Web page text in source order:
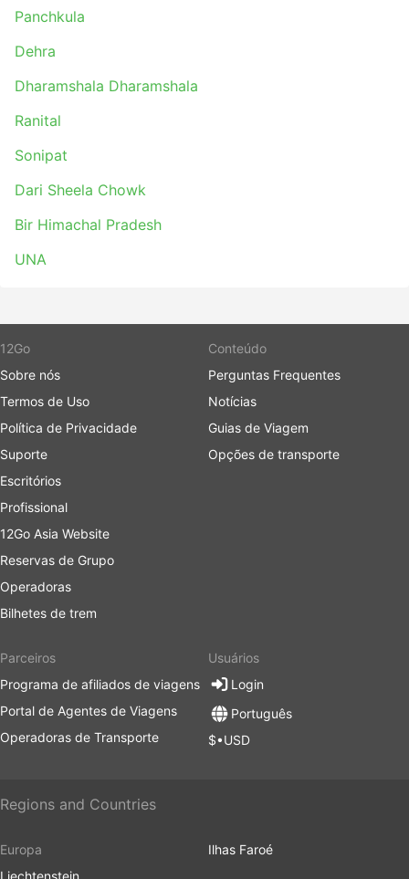
Panchkula
Dehra
Dharamshala Dharamshala
Ranital
Sonipat
Dari Sheela Chowk
Bir Himachal Pradesh
UNA
12Go
Sobre nós
Termos de Uso
Política de Privacidade
Suporte
Escritórios
Profissional
12Go Asia Website
Reservas de Grupo
Operadoras
Bilhetes de trem
Conteúdo
Perguntas Frequentes
Notícias
Guias de Viagem
Opções de transporte
Parceiros
Programa de afiliados de viagens
Portal de Agentes de Viagens
Operadoras de Transporte
Usuários
Login
Português
$•USD
Regions and Countries
Europa
Liechtenstein
Ilhas Faroé